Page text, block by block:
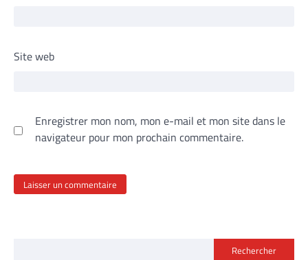
Site web
Enregistrer mon nom, mon e-mail et mon site dans le
navigateur pour mon prochain commentaire.
Rechercher